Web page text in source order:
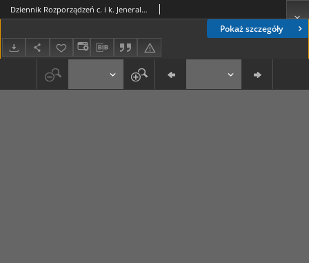
Pokaż szczegóły
Dziennik Rozporządzeń c. i k. Jeneralnego Gubernatorstwa Wojskowego dla Austryacko-Węgierskiego Obszaru Okupowanego w Polsce 1916, Cz. 15 (5 list.)